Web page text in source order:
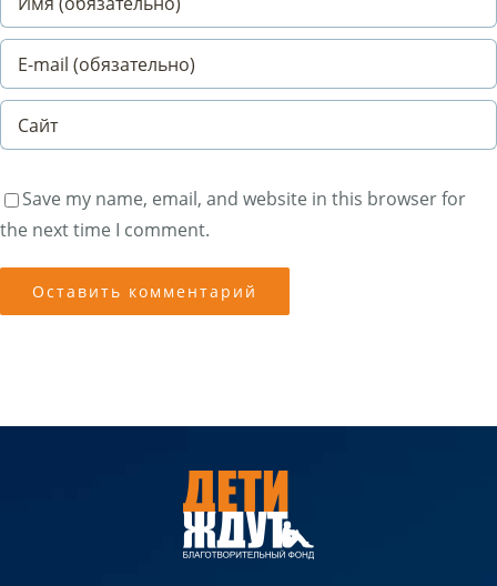
Save my name, email, and website in this browser for
the next time I comment.